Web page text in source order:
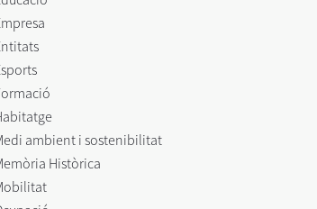
ambient i sostenibilitat
Històrica